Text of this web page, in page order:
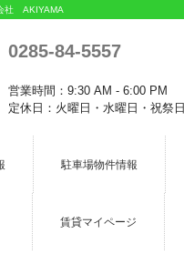
社 AKIYAMA
0285-84-5557
営業時間：9:30 AM - 6:00 PM
定休日：火曜日・水曜日・祝祭日
駐車場物件情報
賃貸マイページ